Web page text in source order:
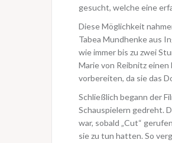
gesucht, welche eine
Diese Möglichkeit
Tabea Mundhenke aus
wie immer bis zu zwei
Marie von Reibnitz
vorbereiten, da sie das
Schließlich begann der
Schauspielern gedreht.
war, sobald „Cut“
sie zu tun hatten. So